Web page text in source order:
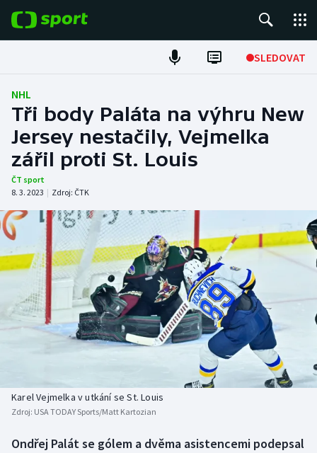
SLEDOVAT
Fotbal
Hokej
Tenis
Atletika
Cyklistika
DALŠÍ SPORTY
Americký fotbal
Baseball a softbal
Biatlon
NEPŘEHLÉDNĚTE
Soutěže
Aplikace ČT sport
NHL
Tři body Paláta na výhru New
Jersey nestačily, Vejmelka
zářil proti St. Louis
ČT sport
8. 3. 2023 | Zdroj: ČTK
Karel Vejmelka v utkání se St. Louis
Zdroj: USA TODAY Sports/Matt Kartozian
Ondřej Palát se gólem a dvěma asistencemi podepsal